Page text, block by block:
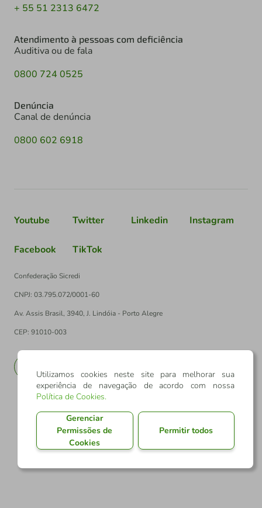
+ 55 51 2313 6472
Atendimento à pessoas com deficiência
Auditiva ou de fala
0800 724 0525
Denúncia
Canal de denúncia
0800 602 6918
Youtube Twitter Linkedin Instagram
Facebook TikTok
Confederação Sicredi
CNPJ: 03.795.072/0001-60
Av. Assis Brasil, 3940, J. Lindóia - Porto Alegre
CEP: 91010-003
Utilizamos cookies neste site para melhorar sua
experiência de navegação de acordo com nossa
Política de Cookies.
Gerenciar
Permissões de
Cookies
Permitir todos